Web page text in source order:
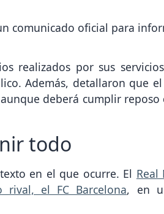
comunicado oficial para
realizados por sus
Además, detallaron que
deberá cumplir reposo
todo
en el que ocurre. El Real
el FC Barcelona, en